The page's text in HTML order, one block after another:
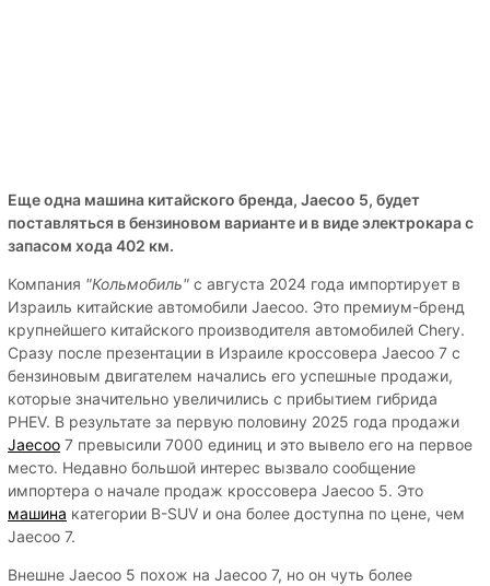
Еще одна машина китайского бренда, Jaecoo 5, будет
поставляться в бензиновом варианте и в виде электрокара с
запасом хода 402 км.
Компания "Кольмобиль" с августа 2024 года импортирует в
Израиль китайские автомобили Jaecoo. Это премиум-бренд
крупнейшего китайского производителя автомобилей Chery.
Сразу после презентации в Израиле кроссовера Jaecoo 7 с
бензиновым двигателем начались его успешные продажи,
которые значительно увеличились с прибытием гибрида
PHEV. В результате за первую половину 2025 года продажи
Jaecoo 7 превысили 7000 единиц и это вывело его на первое
место. Недавно большой интерес вызвало сообщение
импортера о начале продаж кроссовера Jaecoo 5. Это
машина категории B-SUV и она более доступна по цене, чем
Jaecoo 7.
Внешне Jaecoo 5 похож на Jaecoo 7, но он чуть более